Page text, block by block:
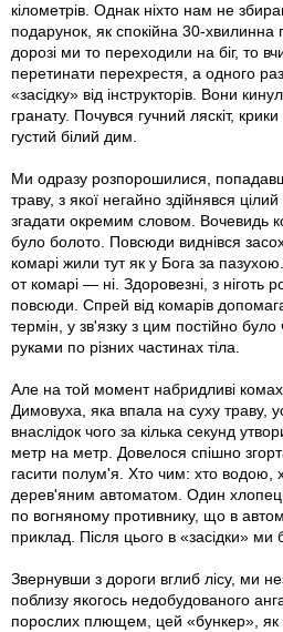
кілометрів. Однак ніхто нам не
подарунок, як спокійна 30-хвилинна
дорозі ми то переходили на біг, то
перетинати перехрестя, а одного
«засідку» від інструкторів. Вони
гранату. Почувся гучний ляскіт,
густий білий дим.
Ми одразу розпорошилися,
траву, з якої негайно здійнявся
згадати окремим словом. Вочевидь
було болото. Повсюди виднівся
комарі жили тут як у Бога за
от комарі — ні. Здоровезні, з ніготь
повсюди. Спрей від комарів
термін, у зв'язку з цим постійно було
руками по різних частинах тіла.
Але на той момент набридливі
Димовуха, яка впала на суху траву,
внаслідок чого за кілька секунд
метр на метр. Довелося спішно
гасити полум'я. Хто чим: хто водою,
дерев'яним автоматом. Один
по вогняному противнику, що в
приклад. Після цього в «засідки» ми
Звернувши з дороги вглиб лісу, ми
поблизу якогось недобудованого
порослих плющем, цей «бункер», як